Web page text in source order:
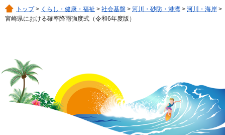
トップ> くらし・健康・福祉 > 社会基盤 > 河川・砂防・港湾 > 河川・海岸 >
宮崎県における確率降雨強度式（令和6年度版）